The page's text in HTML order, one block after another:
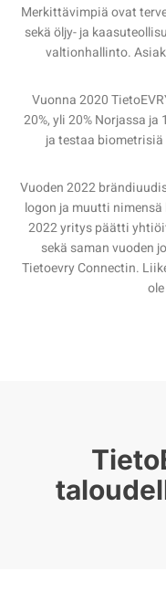
Merkittävimpiä ovat
sekä öljy- ja
valtionhallinto.
Vuonna 2020
20%, yli 20% Norjassa
ja testaa
Vuoden 2022
logon ja muutti
2022 yritys päätti
sekä saman vuoden
Tietoevry Connectin.